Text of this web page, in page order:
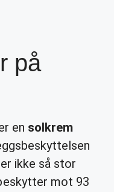
på
en solkrem
ikke så stor
mot 93